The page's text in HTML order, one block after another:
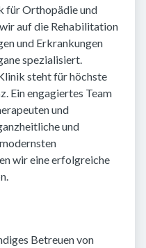
für Orthopädie und
auf die Rehabilitation
und Erkrankungen
spezialisiert.
steht für höchste
Ein engagiertes Team
und
und
wir eine erfolgreiche
Betreuen von